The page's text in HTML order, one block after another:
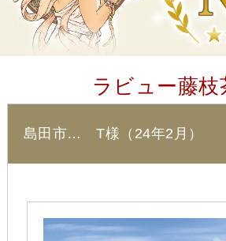
ラビュー藤枝
島田市… T様（24年2月）